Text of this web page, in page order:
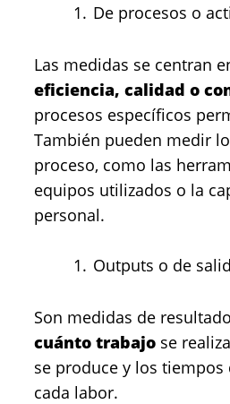
De procesos o
Las medidas se centran
eficiencia, calidad o
procesos específicos
También pueden medir
proceso, como las
equipos utilizados o la
personal.
Outputs o de
Son medidas de
cuánto trabajo se
se produce y los
cada labor.